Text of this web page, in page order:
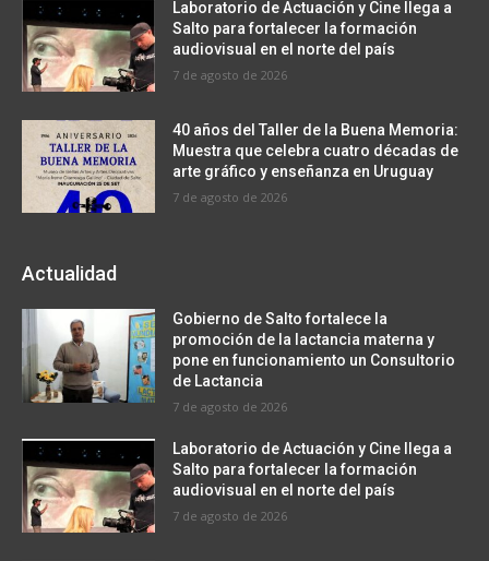
Laboratorio de Actuación y Cine llega a
Salto para fortalecer la formación
audiovisual en el norte del país
7 de agosto de 2026
40 años del Taller de la Buena Memoria:
Muestra que celebra cuatro décadas de
arte gráfico y enseñanza en Uruguay
7 de agosto de 2026
Actualidad
Gobierno de Salto fortalece la
promoción de la lactancia materna y
pone en funcionamiento un Consultorio
de Lactancia
7 de agosto de 2026
Laboratorio de Actuación y Cine llega a
Salto para fortalecer la formación
audiovisual en el norte del país
7 de agosto de 2026